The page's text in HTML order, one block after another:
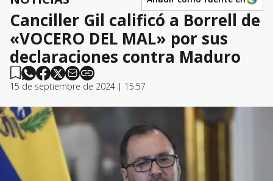
Canciller Gil calificó a Borrell de
«VOCERO DEL MAL» por sus
declaraciones contra Maduro
15 de septiembre de 2024 | 15:57